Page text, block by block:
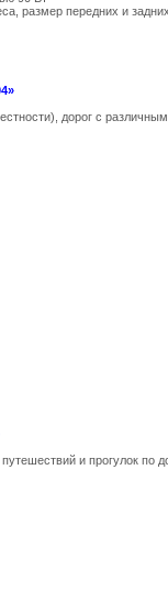
размер передних и
дорог с
и прогулок по